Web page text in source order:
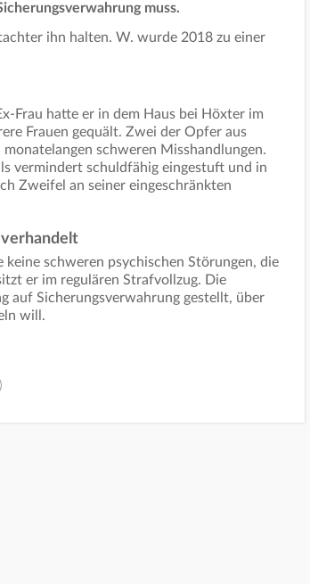
muss.
ihn halten. W. wurde 2018 zu einer
Frau hatte er in dem Haus bei Höxter im
Frauen gequält. Zwei der Opfer aus
schweren Misshandlungen.
vermindert schuldfähig eingestuft und in
Zweifel an seiner eingeschränkten
keine schweren psychischen Störungen, die
er im regulären Strafvollzug. Die
auf Sicherungsverwahrung gestellt, über
will.